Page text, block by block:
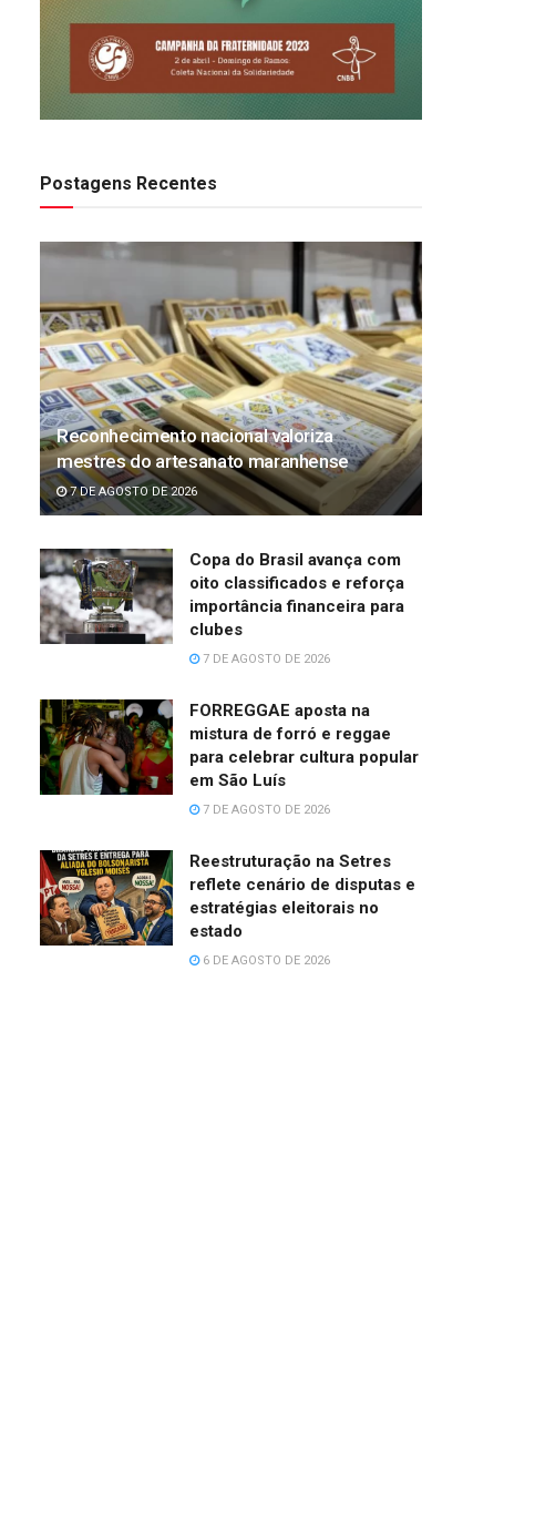
Postagens Recentes
Reconhecimento nacional valoriza
mestres do artesanato maranhense
7 DE AGOSTO DE 2026
Copa do Brasil avança com
oito classificados e reforça
importância financeira para
clubes
7 DE AGOSTO DE 2026
FORREGGAE aposta na
mistura de forró e reggae
para celebrar cultura popular
em São Luís
7 DE AGOSTO DE 2026
Reestruturação na Setres
reflete cenário de disputas e
estratégias eleitorais no
estado
6 DE AGOSTO DE 2026